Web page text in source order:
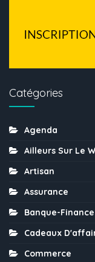
Catégories
Agenda
Ailleurs Sur Le
Artisan
Assurance
Banque-Finance
Cadeaux
Commerce